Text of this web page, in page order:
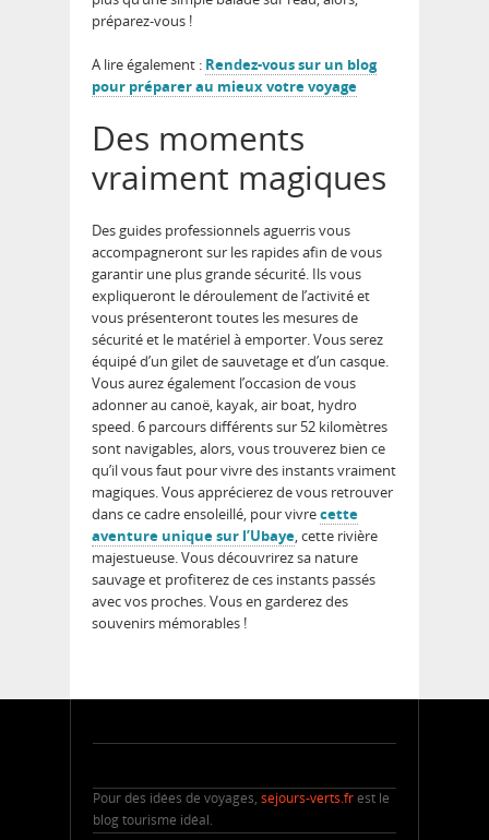
préparez-vous !
A lire également : Rendez-vous sur un blog
pour préparer au mieux votre voyage
Des moments
vraiment magiques
Des guides professionnels aguerris vous
accompagneront sur les rapides afin de vous
garantir une plus grande sécurité. Ils vous
expliqueront le déroulement de l’activité et
vous présenteront toutes les mesures de
sécurité et le matériel à emporter. Vous serez
équipé d’un gilet de sauvetage et d’un casque.
Vous aurez également l’occasion de vous
adonner au canoë, kayak, air boat, hydro
speed. 6 parcours différents sur 52 kilomètres
sont navigables, alors, vous trouverez bien ce
qu’il vous faut pour vivre des instants vraiment
magiques. Vous apprécierez de vous retrouver
dans ce cadre ensoleillé, pour vivrecette
aventure unique sur l’Ubaye, cette rivière
majestueuse. Vous découvrirez sa nature
sauvage et profiterez de ces instants passés
avec vos proches. Vous en garderez des
souvenirs mémorables !
Pour des idées de voyages, sejours-verts.frest le
blog tourisme idéal.